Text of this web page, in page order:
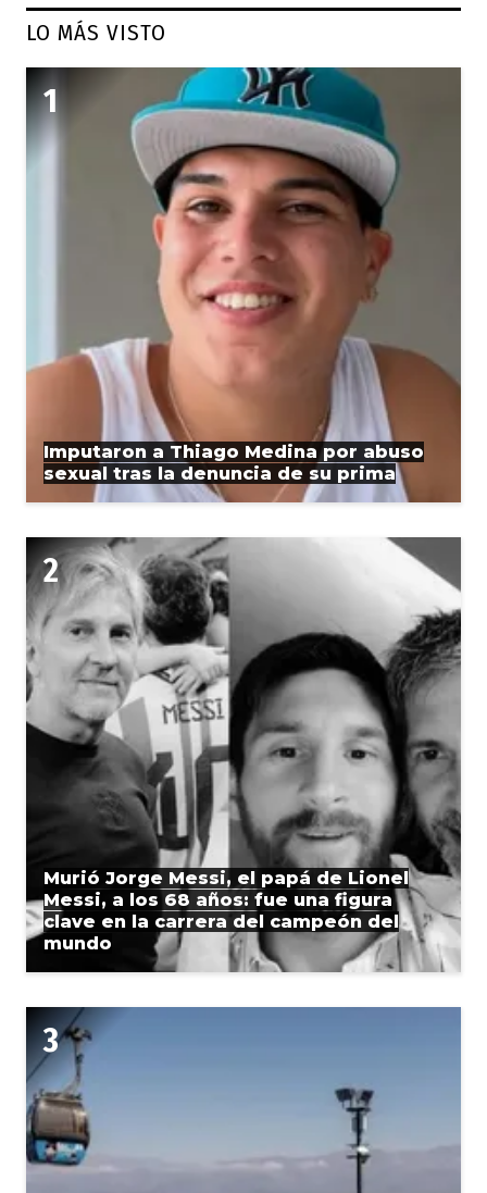
LO MÁS VISTO
Imputaron a Thiago Medina por abuso
sexual tras la denuncia de su prima
Murió Jorge Messi, el papá de Lionel
Messi, a los 68 años: fue una figura
clave en la carrera del campeón del
mundo